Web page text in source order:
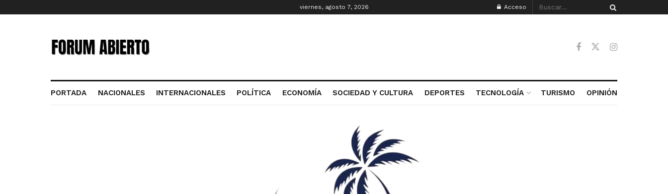
viernes, agosto 7, 2026 Acceso
PORTADA NACIONALES INTERNACIONALES POLÍTICA ECONOMÍA SOCIEDAD Y CULTURA DEPORTES TECNOLOGÍA TURISMO OPINIÓN